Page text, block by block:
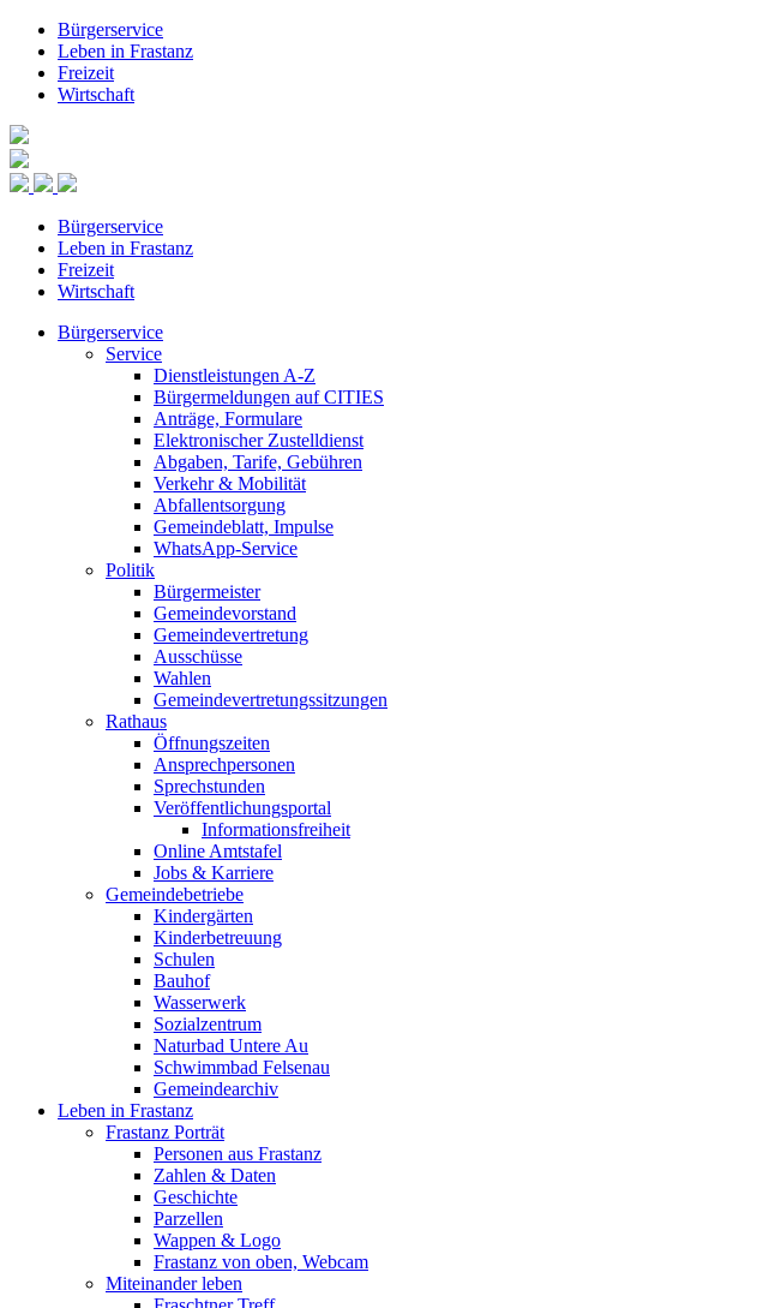
Bürgerservice
Leben in Frastanz
Freizeit
Wirtschaft
Bürgerservice
Leben in Frastanz
Freizeit
Wirtschaft
Bürgerservice
Service
Dienstleistungen A-Z
Bürgermeldungen auf CITIES
Anträge, Formulare
Elektronischer Zustelldienst
Abgaben, Tarife, Gebühren
Verkehr & Mobilität
Abfallentsorgung
Gemeindeblatt, Impulse
WhatsApp-Service
Politik
Bürgermeister
Gemeindevorstand
Gemeindevertretung
Ausschüsse
Wahlen
Gemeindevertretungssitzungen
Rathaus
Öffnungszeiten
Ansprechpersonen
Sprechstunden
Veröffentlichungsportal
Informationsfreiheit
Online Amtstafel
Jobs & Karriere
Gemeindebetriebe
Kindergärten
Kinderbetreuung
Schulen
Bauhof
Wasserwerk
Sozialzentrum
Naturbad Untere Au
Schwimmbad Felsenau
Gemeindearchiv
Leben in Frastanz
Frastanz Porträt
Personen aus Frastanz
Zahlen & Daten
Geschichte
Parzellen
Wappen & Logo
Frastanz von oben, Webcam
Miteinander leben